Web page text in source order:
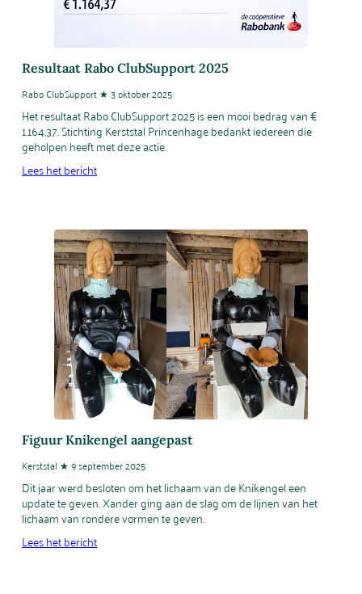
Resultaat Rabo ClubSupport 2025
Rabo ClubSupport ★ 3 oktober 2025
Het resultaat Rabo ClubSupport 2025 is een mooi bedrag van €
1.164,37. Stichting Kerststal Princenhage bedankt iedereen die
geholpen heeft met deze actie.
Lees het bericht
Figuur Knikengel aangepast
Kerststal ★ 9 september 2025
Dit jaar werd besloten om het lichaam van de Knikengel een
update te geven. Xander ging aan de slag om de lijnen van het
lichaam van rondere vormen te geven.
Lees het bericht